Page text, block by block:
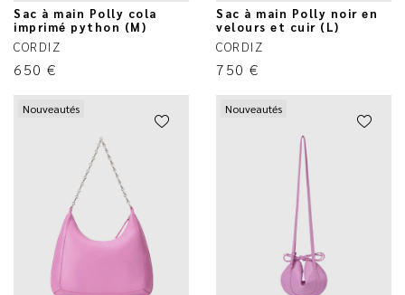
Sac à main Polly cola
imprimé python (M)
CORDIZ
650 €
Sac à main Polly noir en
velours et cuir (L)
CORDIZ
750 €
Nouveautés Nouveautés